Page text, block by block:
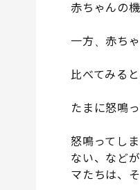
赤ちゃんの
一方、赤ち
比べてみる
たまに怒鳴
怒鳴ってし
ない、など
マたちは、